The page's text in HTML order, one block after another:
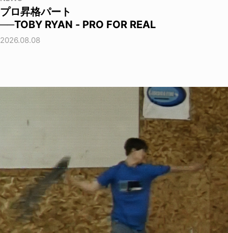
プロ昇格パート
──TOBY RYAN - PRO FOR REAL
2026.08.08